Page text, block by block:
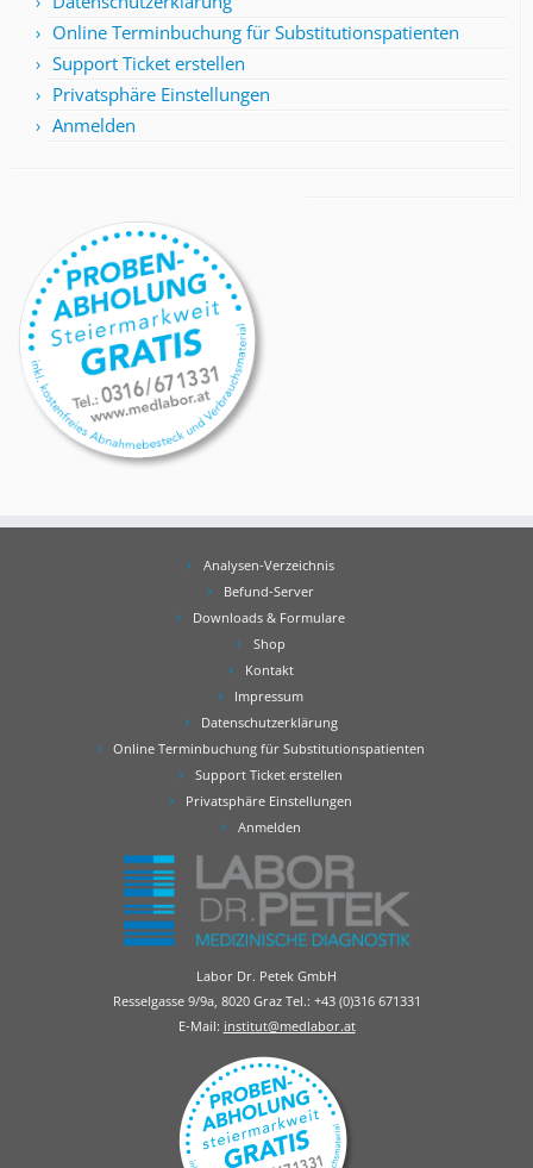
Online Terminbuchung für Substitutionspatienten
Support Ticket erstellen
Privatsphäre Einstellungen
Anmelden
Analysen-Verzeichnis
Befund-Server
Downloads & Formulare
Shop
Kontakt
Impressum
Datenschutzerklärung
Online Terminbuchung für Substitutionspatienten
Support Ticket erstellen
Privatsphäre Einstellungen
Anmelden
Labor Dr. Petek GmbH
Resselgasse 9/9a, 8020 Graz Tel.: +43 (0)316 671331
E-Mail: institut@medlabor.at